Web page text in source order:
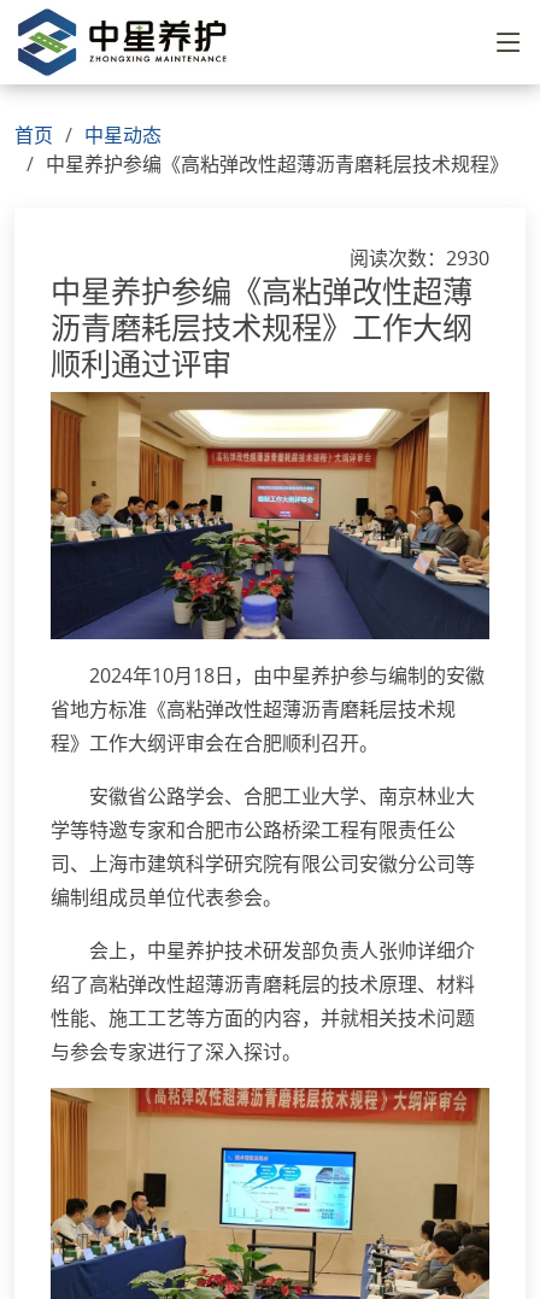
首页
中星动态
中星养护参编《高粘弹改性超薄沥青磨耗层技术规程》
阅读次数：2930
中星养护参编《高粘弹改性超薄
沥青磨耗层技术规程》工作大纲
顺利通过评审
2024年10月18日，由中星养护参与编制的安徽
省地方标准《高粘弹改性超薄沥青磨耗层技术规
程》工作大纲评审会在合肥顺利召开。
安徽省公路学会、合肥工业大学、南京林业大
学等特邀专家和合肥市公路桥梁工程有限责任公
司、上海市建筑科学研究院有限公司安徽分公司等
编制组成员单位代表参会。
会上，中星养护技术研发部负责人张帅详细介
绍了高粘弹改性超薄沥青磨耗层的技术原理、材料
性能、施工工艺等方面的内容，并就相关技术问题
与参会专家进行了深入探讨。